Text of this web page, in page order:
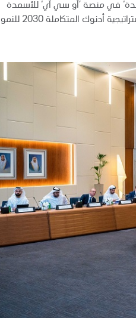
في منصة ’أو سي آي‘ للأسمدة
النيتروجينية في المنطقة. وتعد هذه الخطوة إنجازاً جديداً ضمن جهودنا لتنفيذ استراتيجية أدنوك المتكاملة 2030 للنمو